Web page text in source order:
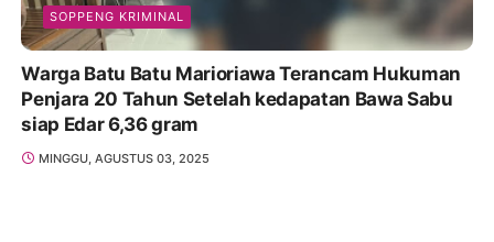
SOPPENG KRIMINAL
Warga Batu Batu Marioriawa Terancam Hukuman
Penjara 20 Tahun Setelah kedapatan Bawa Sabu
siap Edar 6,36 gram
MINGGU, AGUSTUS 03, 2025